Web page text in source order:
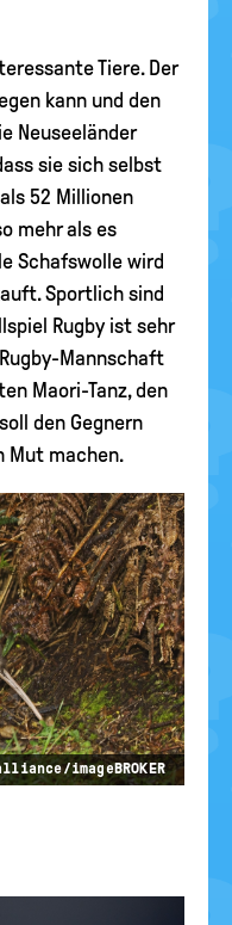
Tiere. Der
kann und den
Neuseeländer
sie sich selbst
52 Millionen
mehr als es
Schafswolle wird
Sportlich sind
Rugby ist sehr
Mannschaft
Maori-Tanz, den
den Gegnern
Mut machen.
imageBROKER